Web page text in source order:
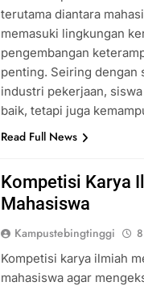
terutama diantara
memasuki lingkungan
pengembangan
penting. Seiring dengan
industri pekerjaan,
baik, tetapi juga
Read Full News
Kompetisi Karya
Mahasiswa
Kampustebingtinggi
Kompetisi karya ilmiah
mahasiswa agar